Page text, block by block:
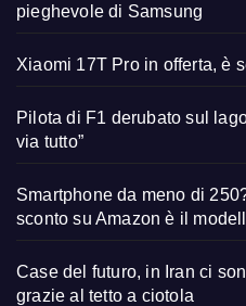
pieghevole di Samsung
Xiaomi 17T Pro in offerta, è
Pilota di F1 derubato sul
via tutto”
Smartphone da meno di
sconto su Amazon è il
Case del futuro, in Iran ci
grazie al tetto a ciotola